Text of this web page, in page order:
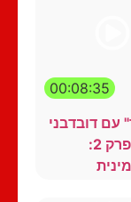
00:08:35
עם דובדבני
וקובץ' | פרק 2: